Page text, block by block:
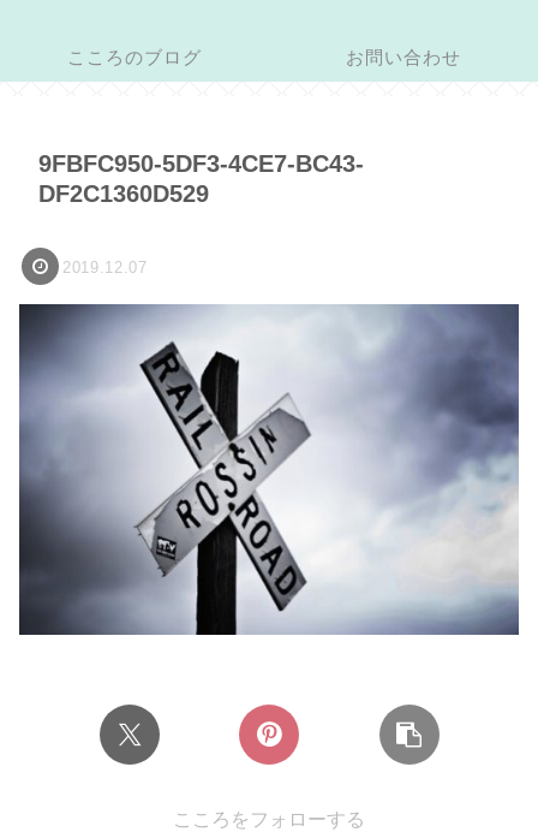
こころのブログ お問い合わせ
9FBFC950-5DF3-4CE7-BC43-
DF2C1360D529
2019.12.07
こころをフォローする